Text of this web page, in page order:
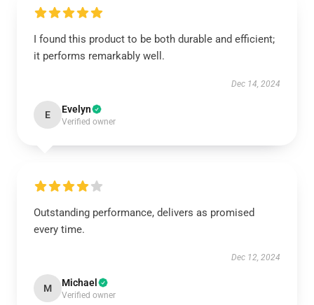
I found this product to be both durable and efficient;
it performs remarkably well.
Dec 14, 2024
E Evelyn
Verified owner
Outstanding performance, delivers as promised
every time.
Dec 12, 2024
M Michael
Verified owner